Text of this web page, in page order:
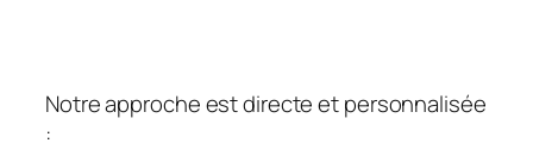
Notre approche est directe et personnalisée
: